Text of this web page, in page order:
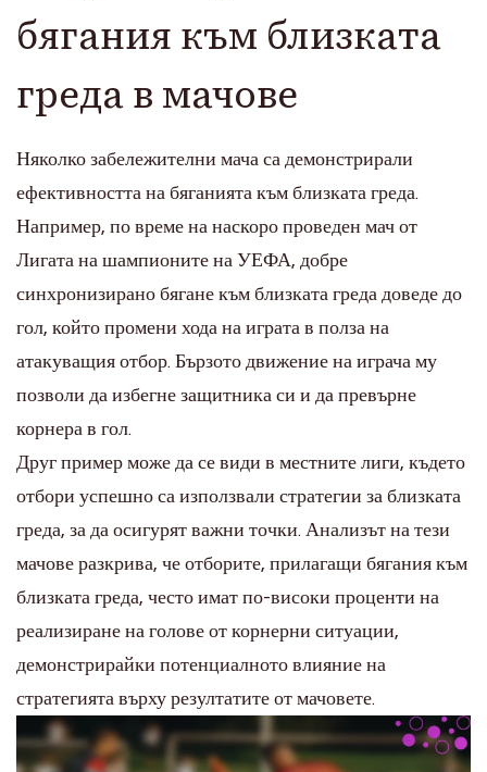
бягания към близката
греда в мачове
Няколко забележителни мача са демонстрирали
ефективността на бяганията към близката греда.
Например, по време на наскоро проведен мач от
Лигата на шампионите на УЕФА, добре
синхронизирано бягане към близката греда доведе до
гол, който промени хода на играта в полза на
атакуващия отбор. Бързото движение на играча му
позволи да избегне защитника си и да превърне
корнера в гол.
Друг пример може да се види в местните лиги, където
отбори успешно са използвали стратегии за близката
греда, за да осигурят важни точки. Анализът на тези
мачове разкрива, че отборите, прилагащи бягания към
близката греда, често имат по-високи проценти на
реализиране на голове от корнерни ситуации,
демонстрирайки потенциалното влияние на
стратегията върху резултатите от мачовете.